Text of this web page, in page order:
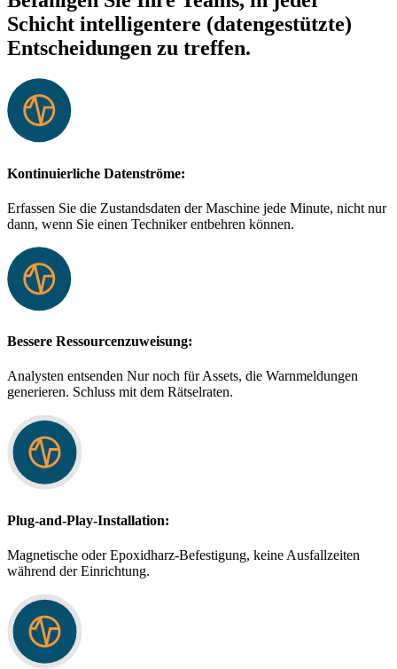
Schicht intelligentere (datengestützte)
Entscheidungen zu treffen.
Kontinuierliche Datenströme:
Erfassen Sie die Zustandsdaten der Maschine jede Minute, nicht nur
dann, wenn Sie einen Techniker entbehren können.
Bessere Ressourcenzuweisung:
Analysten entsenden Nur noch für Assets, die Warnmeldungen
generieren. Schluss mit dem Rätselraten.
Plug-and-Play-Installation:
Magnetische oder Epoxidharz-Befestigung, keine Ausfallzeiten
während der Einrichtung.